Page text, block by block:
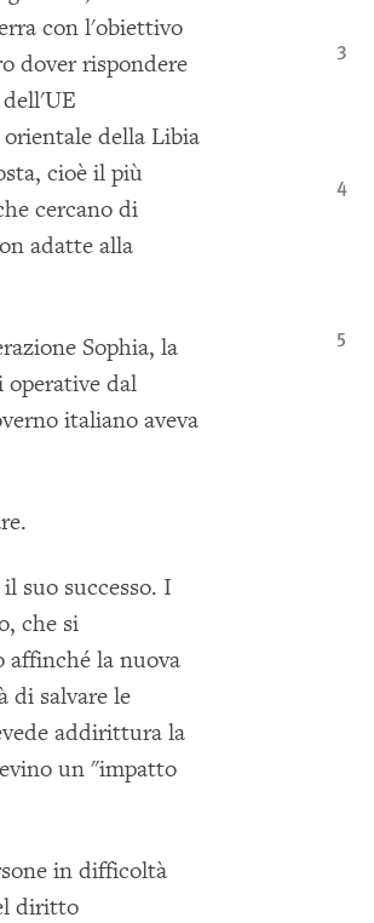
con l'obiettivo
dover rispondere
della Libia
cioè il più
cercano di
adatte alla
Sophia, la
operative dal
italiano aveva
suo successo. I
che si
la nuova
di salvare le
addirittura la
un "impatto
in difficoltà
diritto